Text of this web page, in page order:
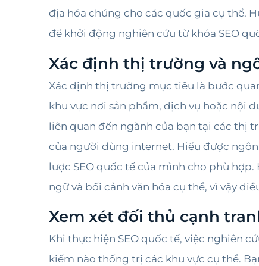
địa hóa chúng cho các quốc gia cụ thể.
để khởi động nghiên cứu từ khóa SEO
Xác định thị trường và
Xác định thị trường mục tiêu là bước
khu vực nơi sản phẩm, dịch vụ hoặc nội
liên quan đến ngành của bạn tại các thị
của người dùng internet. Hiểu được
lược SEO quốc tế của mình cho phù
ngữ và bối cảnh văn hóa cụ thể, vì vậy
Xem xét đối thủ cạnh
Khi thực hiện SEO quốc tế, việc nghiên
kiếm nào thống trị các khu vực cụ thể.